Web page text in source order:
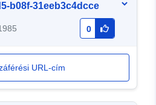
b08f-31eeb3c4dcce
0
URL-cím